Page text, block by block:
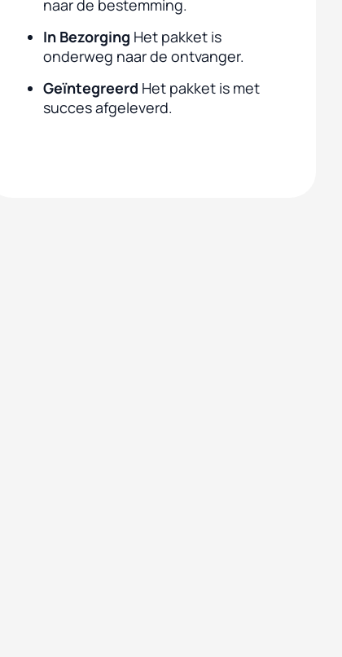
naar de bestemming.
In Bezorging Het pakket is
onderweg naar de ontvanger.
Geïntegreerd Het pakket is met
succes afgeleverd.